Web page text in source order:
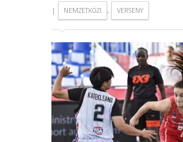
| NEMZETKÖZI , VERSENY